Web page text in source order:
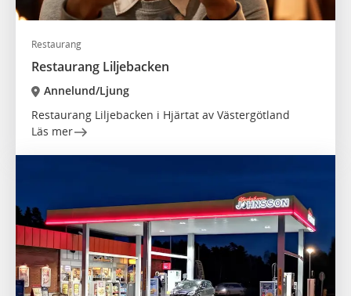
Restaurang
Restaurang Liljebacken
Annelund/Ljung
Restaurang Liljebacken i Hjärtat av Västergötland
Läs mer